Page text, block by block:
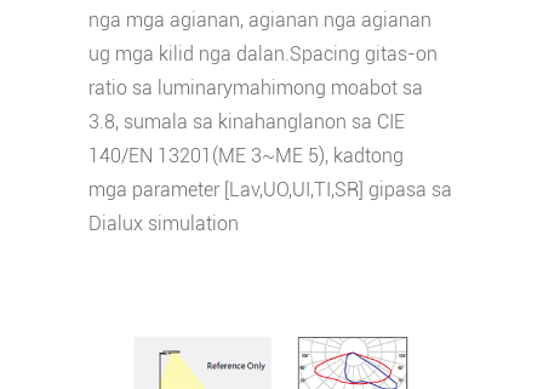
nga mga agianan, agianan nga agianan
ug mga kilid nga dalan.Spacing gitas-on
ratio sa luminarymahimong moabot sa
3.8, sumala sa kinahanglanon sa CIE
140/EN 13201(ME 3~ME 5), kadtong
mga parameter [Lav,UO,UI,TI,SR] gipasa sa
Dialux simulation